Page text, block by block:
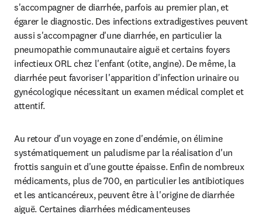
s'accompagner de diarrhée, parfois au premier plan, et
égarer le diagnostic. Des infections extradigestives peuvent
aussi s'accompagner d'une diarrhée, en particulier la
pneumopathie communautaire aiguë et certains foyers
infectieux ORL chez l'enfant (otite, angine). De même, la
diarrhée peut favoriser l'apparition d'infection urinaire ou
gynécologique nécessitant un examen médical complet et
attentif.
Au retour d'un voyage en zone d'endémie, on élimine
systématiquement un paludisme par la réalisation d'un
frottis sanguin et d'une goutte épaisse. Enfin de nombreux
médicaments, plus de 700, en particulier les antibiotiques
et les anticancéreux, peuvent être à l'origine de diarrhée
aiguë. Certaines diarrhées médicamenteuses